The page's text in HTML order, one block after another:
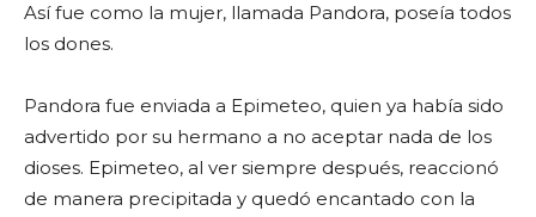
Así fue como la mujer, llamada Pandora, poseía todos
los dones.
Pandora fue enviada a Epimeteo, quien ya había sido
advertido por su hermano a no aceptar nada de los
dioses. Epimeteo, al ver siempre después, reaccionó
de manera precipitada y quedó encantado con la